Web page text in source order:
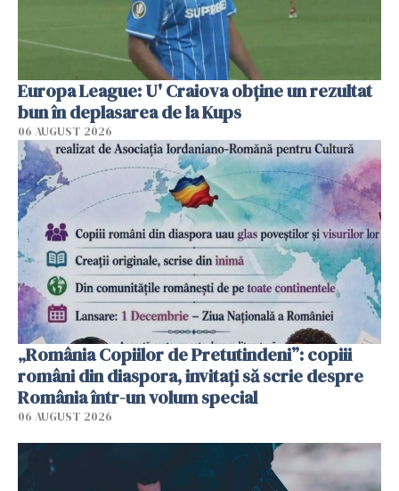
Europa League: U' Craiova obține un rezultat
bun în deplasarea de la Kups
06 AUGUST 2026
„România Copiilor de Pretutindeni”: copiii
români din diaspora, invitați să scrie despre
România într-un volum special
06 AUGUST 2026